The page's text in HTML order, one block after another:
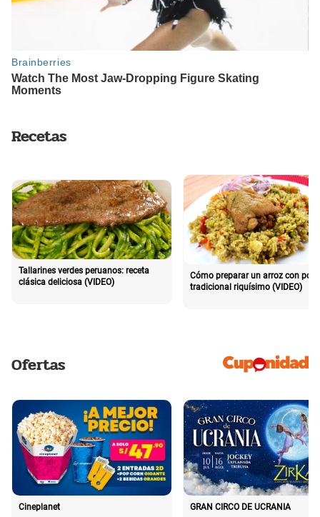
Recetas
Tallarines verdes peruanos: receta
clásica deliciosa (VIDEO)
Cómo preparar un arroz con pollo
tradicional riquísimo (VIDEO)
Ofertas
Cineplanet GRAN CIRCO DE UCRANIA